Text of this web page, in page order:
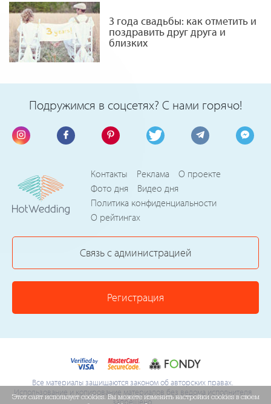
3 года свадьбы: как отметить и
поздравить друг друга и
близких
Подружимся в соцсетях? С нами горячо!
Контакты Реклама
О проекте
Фото дня
Видео дня
Политика конфиденциальности
О рейтингах
Связь с администрацией
Регистрация
Все материалы защищаются законом об авторских правах.
Использование и копирование материалов без ведома исполнителя
запрещено.
Этот сайт использует cookies. Вы можете изменить настройки cookies в своем